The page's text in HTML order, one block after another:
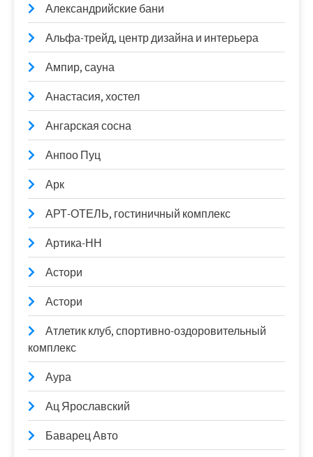
Александрийские бани
Альфа-трейд, центр дизайна и интерьера
Ампир, сауна
Анастасия, хостел
Ангарская сосна
Анпоо Пуц
Арк
АРТ-ОТЕЛЬ, гостиничный комплекс
Артика-НН
Астори
Астори
Атлетик клуб, спортивно-оздоровительный
комплекс
Аура
Ац Ярославский
Баварец Авто